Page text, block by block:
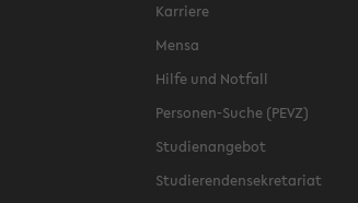
Karriere
Mensa
Hilfe und Notfall
Personen-Suche (PEVZ)
Studienangebot
Studierendensekretariat